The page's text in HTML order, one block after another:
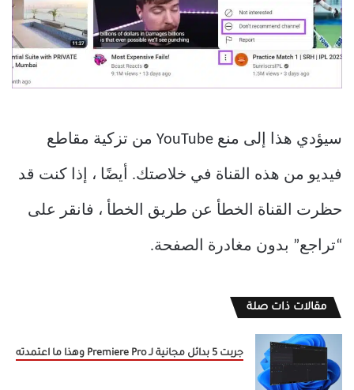
سيؤدي هذا إلى منع YouTube من تزكية مقاطع
فيديو من هذه القناة في خلاصتك. أيضًا ، إذا كنت قد
حظرت القناة الخطأ عن طريق الخطأ ، فانقر على
“تراجع” بدون مغادرة الصفحة.
مقالات ذات صلة
جربت 5 بدائل مجانية لـ Premiere Pro وهذا ما اعتمدته